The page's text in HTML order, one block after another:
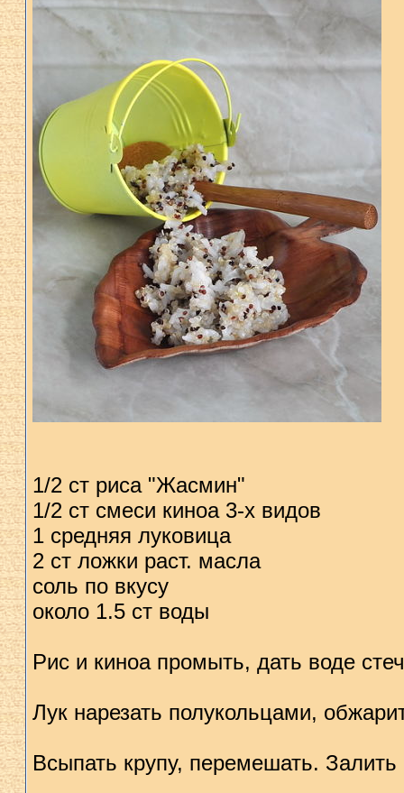
1/2 ст риса "Жасмин"
1/2 ст смеси киноа 3-х видов
1 средняя луковица
2 ст ложки раст. масла
соль по вкусу
около 1.5 ст воды
Рис и киноа промыть, дать воде
Лук нарезать полукольцами,
Всыпать крупу, перемешать.